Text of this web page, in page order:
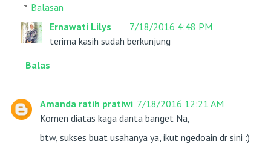
Balasan
Ernawati Lilys
7/18/2016 4:48 PM
terima kasih sudah berkunjung
Balas
Amanda ratih pratiwi 7/18/2016 12:21 AM
Komen diatas kaga danta banget Na,
btw, sukses buat usahanya ya, ikut ngedoain dr sini :)